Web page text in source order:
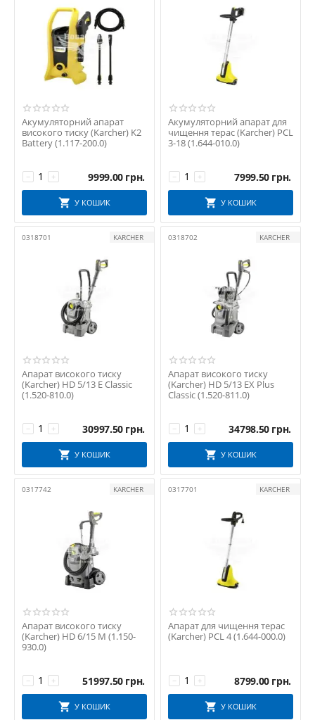
Акумуляторний апарат
високого тиску (Karcher) K2
Battery (1.117-200.0)
+
− 9999.00 грн.
У КОШИК
Акумуляторний апарат для
чищення терас (Karcher) PCL
3-18 (1.644-010.0)
+
− 7999.50 грн.
У КОШИК
0318701 KARCHER
Апарат високого тиску
(Karcher) HD 5/13 E Classic
(1.520-810.0)
+
− 30997.50 грн.
У КОШИК
0318702 KARCHER
Апарат високого тиску
(Karcher) HD 5/13 EX Plus
Classic (1.520-811.0)
+
− 34798.50 грн.
У КОШИК
0317742 KARCHER
Апарат високого тиску
(Karcher) HD 6/15 M (1.150-
930.0)
+
− 51997.50 грн.
У КОШИК
0317701 KARCHER
Апарат для чищення терас
(Karcher) PCL 4 (1.644-000.0)
+
− 8799.00 грн.
У КОШИК